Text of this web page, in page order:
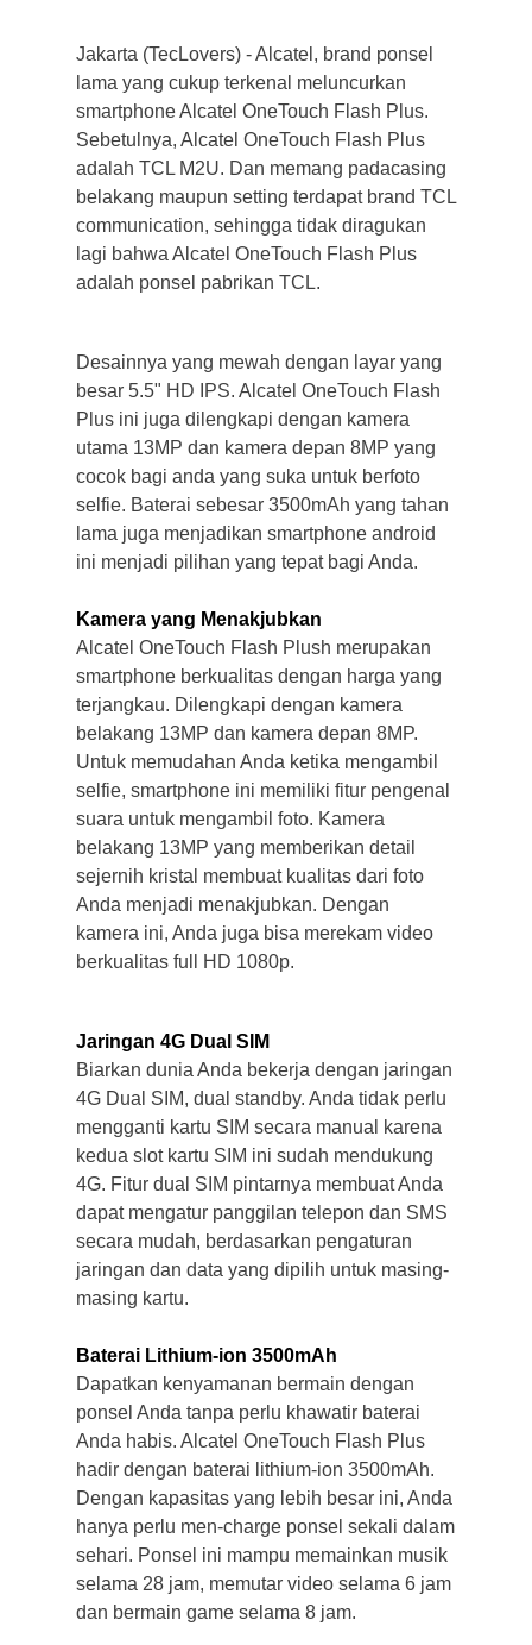
Jakarta (TecLovers) - Alcatel, brand ponsel
lama yang cukup terkenal meluncurkan
smartphone Alcatel OneTouch Flash Plus.
Sebetulnya, Alcatel OneTouch Flash Plus
adalah TCL M2U. Dan memang padacasing
belakang maupun setting terdapat brand TCL
communication, sehingga tidak diragukan
lagi bahwa Alcatel OneTouch Flash Plus
adalah ponsel pabrikan TCL.
Desainnya yang mewah dengan layar yang
besar 5.5" HD IPS. Alcatel OneTouch Flash
Plus ini juga dilengkapi dengan kamera
utama 13MP dan kamera depan 8MP yang
cocok bagi anda yang suka untuk berfoto
selfie. Baterai sebesar 3500mAh yang tahan
lama juga menjadikan smartphone android
ini menjadi pilihan yang tepat bagi Anda.
Kamera yang Menakjubkan
Alcatel OneTouch Flash Plush merupakan
smartphone berkualitas dengan harga yang
terjangkau. Dilengkapi dengan kamera
belakang 13MP dan kamera depan 8MP.
Untuk memudahan Anda ketika mengambil
selfie, smartphone ini memiliki fitur pengenal
suara untuk mengambil foto. Kamera
belakang 13MP yang memberikan detail
sejernih kristal membuat kualitas dari foto
Anda menjadi menakjubkan. Dengan
kamera ini, Anda juga bisa merekam video
berkualitas full HD 1080p.
Jaringan 4G Dual SIM
Biarkan dunia Anda bekerja dengan jaringan
4G Dual SIM, dual standby. Anda tidak perlu
mengganti kartu SIM secara manual karena
kedua slot kartu SIM ini sudah mendukung
4G. Fitur dual SIM pintarnya membuat Anda
dapat mengatur panggilan telepon dan SMS
secara mudah, berdasarkan pengaturan
jaringan dan data yang dipilih untuk masing-
masing kartu.
Baterai Lithium-ion 3500mAh
Dapatkan kenyamanan bermain dengan
ponsel Anda tanpa perlu khawatir baterai
Anda habis. Alcatel OneTouch Flash Plus
hadir dengan baterai lithium-ion 3500mAh.
Dengan kapasitas yang lebih besar ini, Anda
hanya perlu men-charge ponsel sekali dalam
sehari. Ponsel ini mampu memainkan musik
selama 28 jam, memutar video selama 6 jam
dan bermain game selama 8 jam.